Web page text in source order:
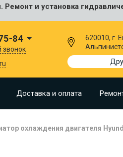
и установка
84
звонок
620010, г.
Доставка и оплата
охлаждения двигателя